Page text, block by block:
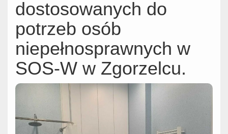
dostosowanych do
potrzeb osób
niepełnosprawnych w
SOS-W w Zgorzelcu.